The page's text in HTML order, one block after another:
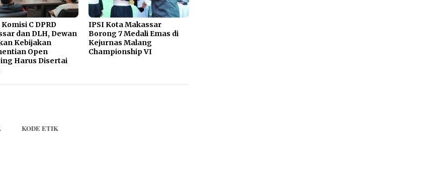
C DPRD
dan DLH, Dewan
Kebijakan
Open
Harus Disertai
IPSI Kota Makassar
Borong 7 Medali Emas di
Kejurnas Malang
Championship VI
KODE ETIK